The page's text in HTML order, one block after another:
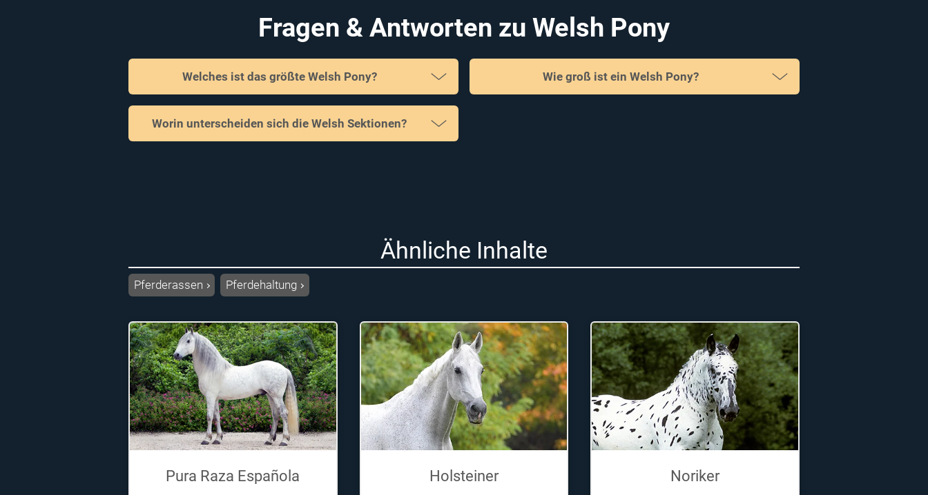
Fragen & Antworten zu Welsh Pony
Welches ist das größte Welsh Pony?
Worin unterscheiden sich die Welsh Sektionen?
Wie groß ist ein Welsh Pony?
Ähnliche Inhalte
Pferderassen Pferdehaltung
Pura Raza Española Holsteiner Noriker